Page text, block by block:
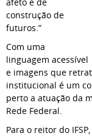
construção de
futuros.”
Com uma
linguagem acessível
e imagens que
institucional é um
perto a atuação da
Rede Federal.
Para o reitor do